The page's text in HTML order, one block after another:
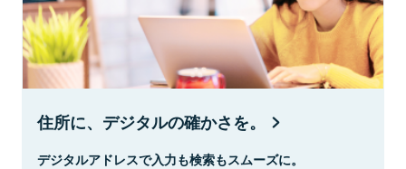
住所に、デジタルの確かさを。
デジタルアドレスで入力も検索もスムーズに。